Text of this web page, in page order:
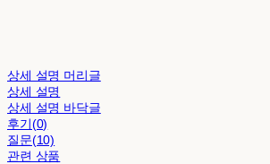
상세 설명 머리글
상세 설명
상세 설명 바닥글
후기(0)
질문(10)
관련 상품